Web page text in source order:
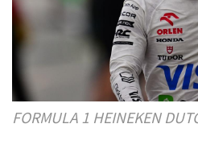
FORMULA 1 HEINEKEN